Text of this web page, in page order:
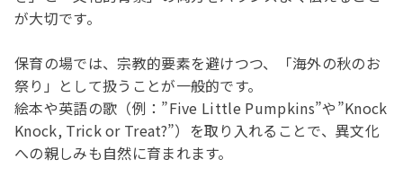
が大切です。
保育の場では、宗教的要素を避けつつ、「海外の秋のお
祭り」として扱うことが一般的です。
絵本や英語の歌（例：”Five Little Pumpkins”や”Knock
Knock, Trick or Treat?”）を取り入れることで、異文化
への親しみも自然に育まれます。